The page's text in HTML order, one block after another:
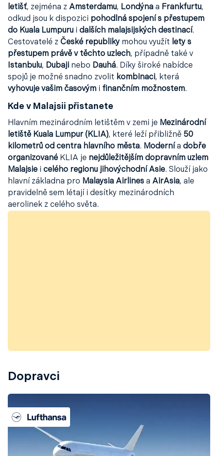
letišť, zejména z Amsterdamu, Londýna a Frankfurtu,
odkud jsou k dispozici pohodlná spojení s přestupem
do Kuala Lumpuru i dalších malajsijských destinací.
Cestovatelé z České republiky mohou využít lety s
přestupem právě v těchto uzlech, případně také v
Istanbulu, Dubaji nebo Dauhá. Díky široké nabídce
spojů je možné snadno zvolit kombinaci, která
vyhovuje vašim časovým i finančním možnostem.
Kde v Malajsii přistanete
Hlavním mezinárodním letištěm v zemi je Mezinárodní
letiště Kuala Lumpur (KLIA), které leží přibližně 50
kilometrů od centra hlavního města. Moderní a dobře
organizované KLIA je nejdůležitějším dopravním uzlem
Malajsie i celého regionu jihovýchodní Asie. Slouží jako
hlavní základna pro Malaysia Airlines a AirAsia, ale
pravidelně sem létají i desítky mezinárodních
aerolinek z celého světa.
Dopravci